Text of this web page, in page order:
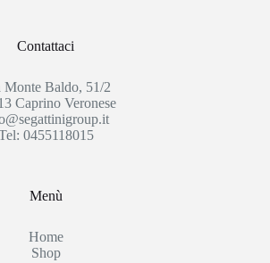
Contattaci
Monte Baldo, 51/2
Caprino Veronese
0455118015
Menù
Home
Shop